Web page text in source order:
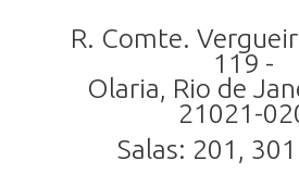
R. Comte.
119 -
Olaria, Rio de
21021-
Salas: 201,